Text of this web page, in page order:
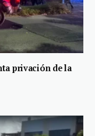
privación de la